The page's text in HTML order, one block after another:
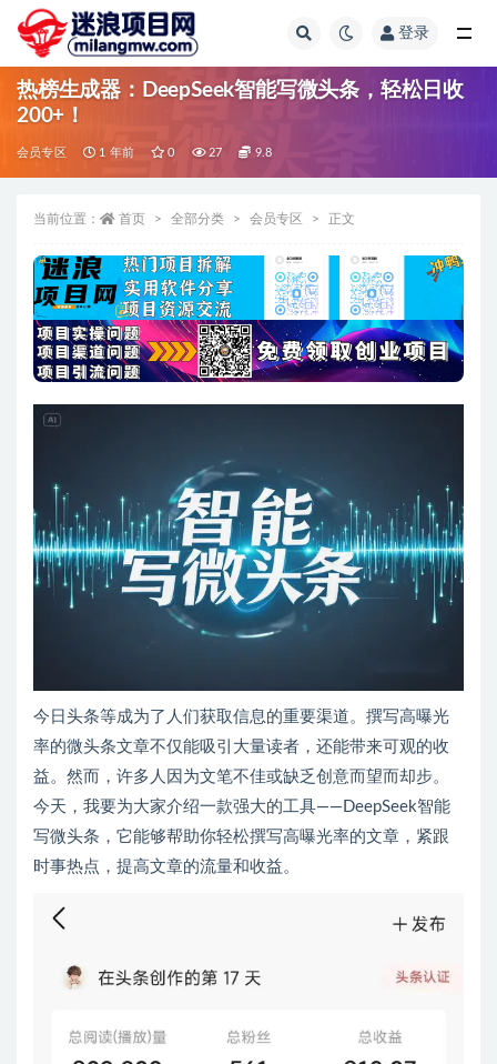
登录
热榜生成器：DeepSeek智能写微头条，轻松日收
200+！
会员专区 1 年前 0 27 9.8
当前位置： 首页 全部分类 会员专区 正文
今日头条等成为了人们获取信息的重要渠道。撰写高曝光
率的微头条文章不仅能吸引大量读者，还能带来可观的收
益。然而，许多人因为文笔不佳或缺乏创意而望而却步。
今天，我要为大家介绍一款强大的工具——DeepSeek智能
写微头条，它能够帮助你轻松撰写高曝光率的文章，紧跟
时事热点，提高文章的流量和收益。
全部